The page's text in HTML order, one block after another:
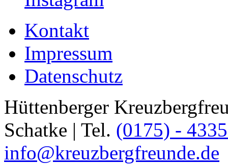
Kontakt
Impressum
Datenschutz
Hüttenberger
Schatke | Tel. (0175) -
info@kreuzbergfreunde.de